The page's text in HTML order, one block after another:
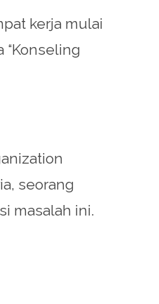
kerja mulai
seorang
masalah ini.